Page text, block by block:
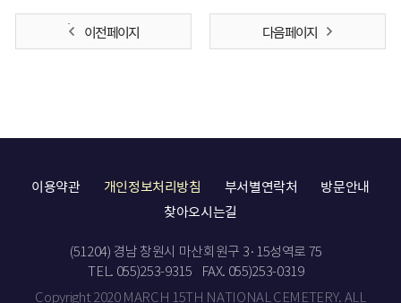
이전 페이지 다음 페이지
이용약관 개인정보처리방침 부서별연락처
방문안내
찾아오시는길
(51204) 경남 창원시 마산회원구 3·15성역로 75
TEL. 055)253-9315
FAX. 055)253-0319
Copyright 2020 MARCH 15TH NATIONAL CEMETERY. ALL